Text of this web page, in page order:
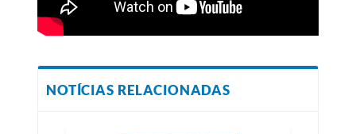
NOTÍCIAS RELACIONADAS